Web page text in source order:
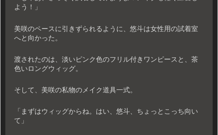
よう！」
美咲のペースに引きずられるように、悠斗は女性用の試着室
へと向かった。
渡されたのは、淡いピンク色のフリル付きワンピースと、茶
色いロングウィッグ。
そして、美咲の私物のメイク道具一式。
「まずはウィッグからね。はい、悠斗、ちょっとこっち向い
て」